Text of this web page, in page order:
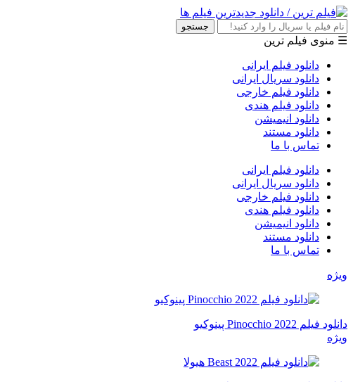
جستجو
☰ منوی فیلم ترین
دانلود فیلم ایرانی
دانلود سریال ایرانی
دانلود فیلم خارجی
دانلود فیلم هندی
دانلود انیمیشن
دانلود مستند
تماس با ما
دانلود فیلم ایرانی
دانلود سریال ایرانی
دانلود فیلم خارجی
دانلود فیلم هندی
دانلود انیمیشن
دانلود مستند
تماس با ما
ویژه
دانلود فیلم Pinocchio 2022 پینوکیو
ویژه